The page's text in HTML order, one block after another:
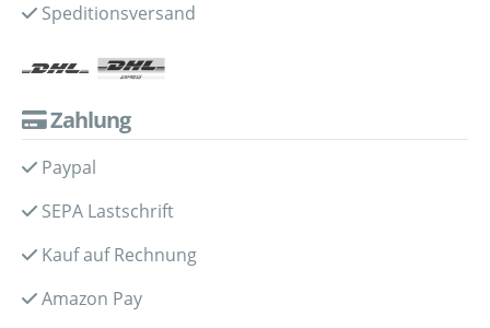
Speditionsversand
Zahlung
Paypal
SEPA Lastschrift
Kauf auf Rechnung
Amazon Pay